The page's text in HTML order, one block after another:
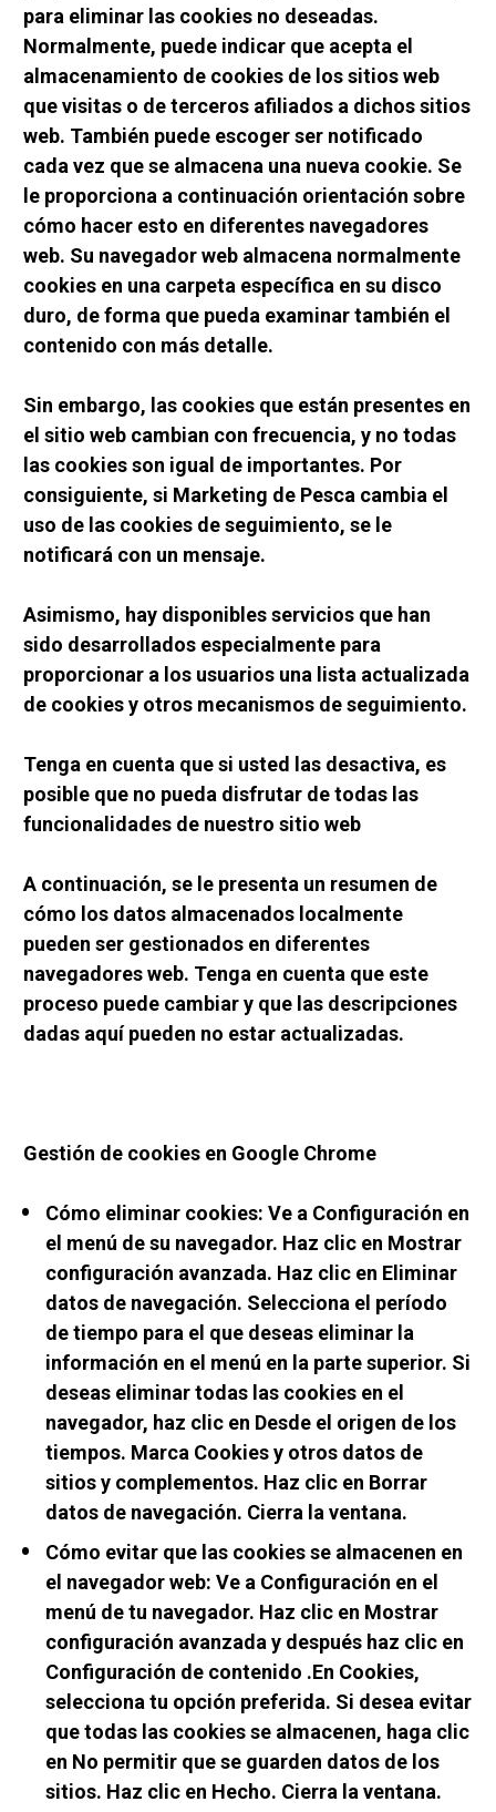
para eliminar las cookies no deseadas.
Normalmente, puede indicar que acepta el
almacenamiento de cookies de los sitios web
que visitas o de terceros afiliados a dichos sitios
web. También puede escoger ser notificado
cada vez que se almacena una nueva cookie. Se
le proporciona a continuación orientación sobre
cómo hacer esto en diferentes navegadores
web. Su navegador web almacena normalmente
cookies en una carpeta específica en su disco
duro, de forma que pueda examinar también el
contenido con más detalle.
Sin embargo, las cookies que están presentes en
el sitio web cambian con frecuencia, y no todas
las cookies son igual de importantes. Por
consiguiente, si Marketing de Pesca cambia el
uso de las cookies de seguimiento, se le
notificará con un mensaje.
Asimismo, hay disponibles servicios que han
sido desarrollados especialmente para
proporcionar a los usuarios una lista actualizada
de cookies y otros mecanismos de seguimiento.
Tenga en cuenta que si usted las desactiva, es
posible que no pueda disfrutar de todas las
funcionalidades de nuestro sitio web
A continuación, se le presenta un resumen de
cómo los datos almacenados localmente
pueden ser gestionados en diferentes
navegadores web. Tenga en cuenta que este
proceso puede cambiar y que las descripciones
dadas aquí pueden no estar actualizadas.
Gestión de cookies en Google Chrome
Cómo eliminar cookies: Ve a Configuración en
el menú de su navegador. Haz clic en Mostrar
configuración avanzada. Haz clic en Eliminar
datos de navegación. Selecciona el período
de tiempo para el que deseas eliminar la
información en el menú en la parte superior. Si
deseas eliminar todas las cookies en el
navegador, haz clic en Desde el origen de los
tiempos. Marca Cookies y otros datos de
sitios y complementos. Haz clic en Borrar
datos de navegación. Cierra la ventana.
Cómo evitar que las cookies se almacenen en
el navegador web: Ve a Configuración en el
menú de tu navegador. Haz clic en Mostrar
configuración avanzada y después haz clic en
Configuración de contenido .En Cookies,
selecciona tu opción preferida. Si desea evitar
que todas las cookies se almacenen, haga clic
en No permitir que se guarden datos de los
sitios. Haz clic en Hecho. Cierra la ventana.